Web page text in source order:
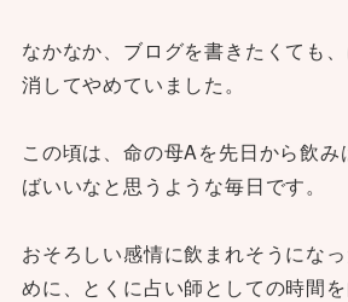
なかなか、ブログを書きたくても
消してやめていました。
この頃は、命の母Aを先日から飲
ばいいなと思うような毎日です。
おそろしい感情に飲まれそうにな
めに、とくに占い師としての時間を